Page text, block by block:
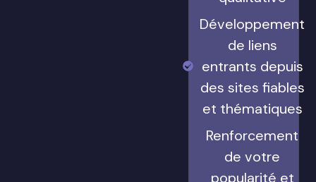
Développement
de liens
entrants depuis
des sites fiables
et thématiques
Renforcement
de votre
popularité et